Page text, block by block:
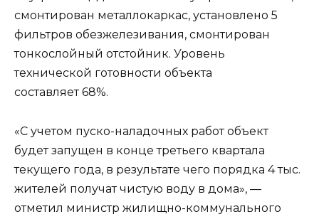
смонтирован металлокаркас, установлено 5
фильтров обезжелезивания, смонтирован
тонкослойный отстойник. Уровень
технической готовности объекта
составляет 68%.
«С учетом пуско-наладочных работ объект
будет запущен в конце третьего квартала
текущего года, в результате чего порядка 4 тыс.
жителей получат чистую воду в дома», —
отметил министр жилищно-коммунального